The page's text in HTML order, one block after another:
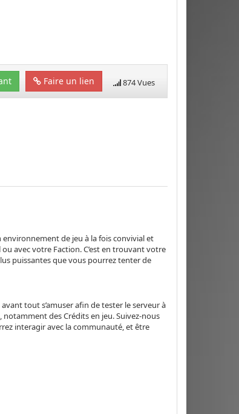
Faire un lien 874 Vues
de jeu à la fois convivial et
avec votre Faction. C’est en trouvant votre
puissantes que vous pourrez tenter de
tout s’amuser afin de tester le serveur à
des Crédits en jeu. Suivez-nous
interagir avec la communauté, et être